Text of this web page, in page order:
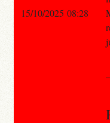
15/10/2025 08:28